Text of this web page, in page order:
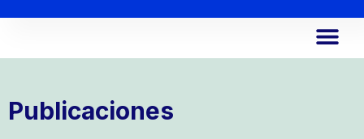
Publicaciones